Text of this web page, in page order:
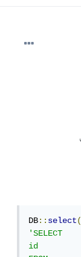
DB::select(
'SELECT
id